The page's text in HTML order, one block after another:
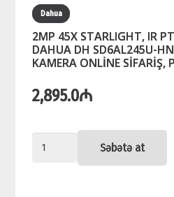
Dahua
2MP 45X STARLIGHT, IR
DAHUA DH SD6AL245U-
KAMERA ONLİNE SİFARİŞ,
2,895.0₼
2MP
Səbətə at